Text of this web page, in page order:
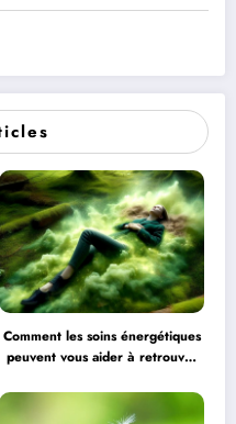
Comment les soins énergétiques
peuvent vous aider à retrouver